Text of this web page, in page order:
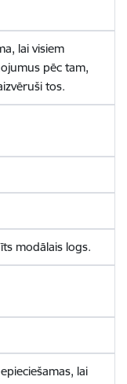
lai visiem
pēc tam,
tos.
modālais logs.
lai